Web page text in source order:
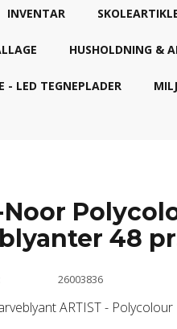
INVENTAR
HUSHOLDNING &
- LED TEGNEPLADER
Noor
48
26003836
ARTIST -